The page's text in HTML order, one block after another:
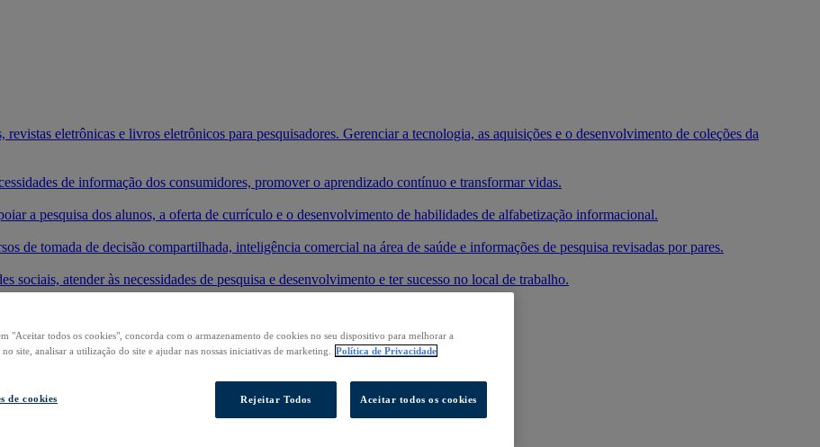
revistas eletrônicas e livros eletrônicos para pesquisadores. Gerenciar a tecnologia, as aquisições e o desenvolvimento de coleções da
de informação dos consumidores, promover o aprendizado contínuo e transformar vidas.
a pesquisa dos alunos, a oferta de currículo e o desenvolvimento de habilidades de alfabetização informacional.
de tomada de decisão compartilhada, inteligência comercial na área de saúde e informações de pesquisa revisadas por pares.
sociais, atender às necessidades de pesquisa e desenvolvimento e ter sucesso no local de trabalho.
sua presença em novos mercados existentes.
e iniciar sua pesquisa.
"Aceitar todos os cookies", concorda com o armazenamento de cookies no seu dispositivo para melhorar a
no site, analisar a utilização do site e ajudar nas nossas iniciativas de marketing.
Política de Privacidade
de cookies Rejeitar Todos Aceitar todos os cookies